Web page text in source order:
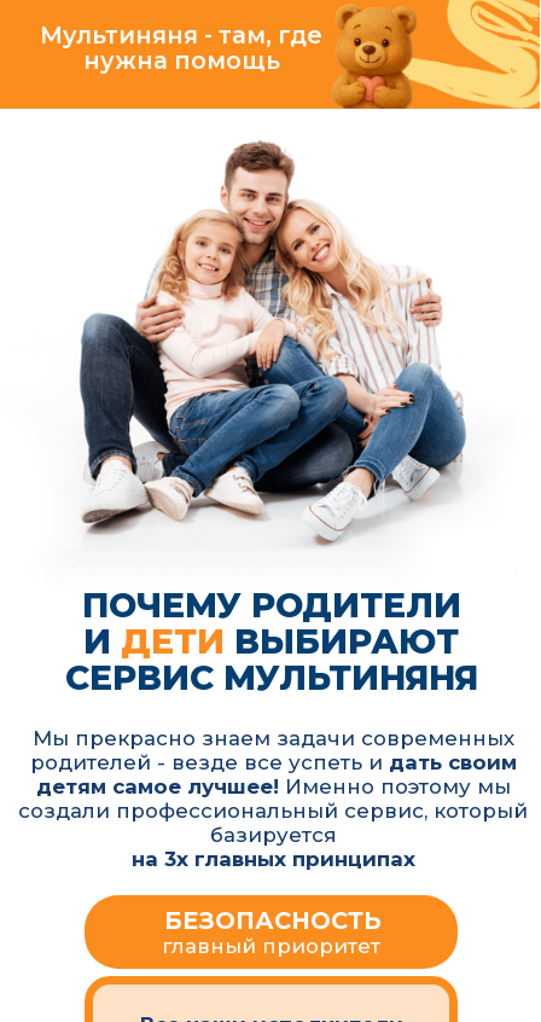
родителей, поэтому мы стремимся
превысить ожидания и быть лучше
самых строгих требований
КОМФОРТ
экономия вашего времени
в деталях
ЗАБОТА
• расчёт стоимости
• выбор времени и даты
поездок и регулярного
сопровождения без лишних
звонков
Оформление заказа
за несколько кликов
в приложении:
Они помогают собраться,
проследят, чтобы ребёнок
ничего не забыл, провожают
до дверей и создают
доброжелательную
атмосферу в пути и дома
добрые, заботливые
и тоже мамы